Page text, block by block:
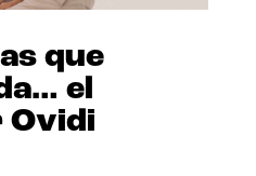
que
el
Ovidi